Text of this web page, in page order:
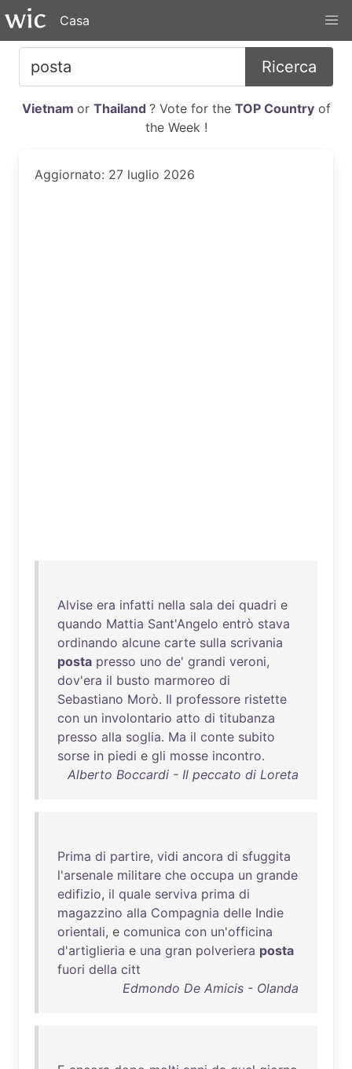
Casa
Ricerca
Vietnam or Thailand ? Vote for the TOP Countryof
the Week !
Aggiornato: 27 luglio 2026
Alvise era infatti nella sala dei quadri e
quando Mattia Sant'Angelo entrò stava
ordinando alcune carte sulla scrivania
posta presso uno de' grandi veroni,
dov'era il busto marmoreo di
Sebastiano Morò. Il professore ristette
con un involontario atto di titubanza
presso alla soglia. Ma il conte subito
sorse in piedi e gli mosse incontro.
Alberto Boccardi - Il peccato di Loreta
Prima di partire, vidi ancora di sfuggita
l'arsenale militare che occupa un grande
edifizio, il quale serviva prima di
magazzino alla Compagnia delle Indie
orientali, e comunica con un'officina
d'artiglieria e una gran polveriera posta
fuori della citt
Edmondo De Amicis - Olanda